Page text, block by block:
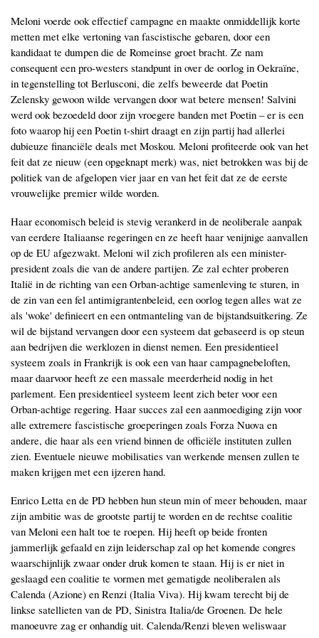
Meloni voerde ook effectief campagne en maakte onmiddellijk korte
metten met elke vertoning van fascistische gebaren, door een
kandidaat te dumpen die de Romeinse groet bracht. Ze nam
consequent een pro-westers standpunt in over de oorlog in Oekraïne,
in tegenstelling tot Berlusconi, die zelfs beweerde dat Poetin
Zelensky gewoon wilde vervangen door wat betere mensen! Salvini
werd ook bezoedeld door zijn vroegere banden met Poetin – er is een
foto waarop hij een Poetin t-shirt draagt en zijn partij had allerlei
dubieuze financiële deals met Moskou. Meloni profiteerde ook van het
feit dat ze nieuw (een opgeknapt merk) was, niet betrokken was bij de
politiek van de afgelopen vier jaar en van het feit dat ze de eerste
vrouwelijke premier wilde worden.
Haar economisch beleid is stevig verankerd in de neoliberale aanpak
van eerdere Italiaanse regeringen en ze heeft haar venijnige aanvallen
op de EU afgezwakt. Meloni wil zich profileren als een minister-
president zoals die van de andere partijen. Ze zal echter proberen
Italië in de richting van een Orban-achtige samenleving te sturen, in
de zin van een fel antimigrantenbeleid, een oorlog tegen alles wat ze
als 'woke' definieert en een ontmanteling van de bijstandsuitkering. Ze
wil de bijstand vervangen door een systeem dat gebaseerd is op steun
aan bedrijven die werklozen in dienst nemen. Een presidentieel
systeem zoals in Frankrijk is ook een van haar campagnebeloften,
maar daarvoor heeft ze een massale meerderheid nodig in het
parlement. Een presidentieel systeem leent zich beter voor een
Orban-achtige regering. Haar succes zal een aanmoediging zijn voor
alle extremere fascistische groeperingen zoals Forza Nuova en
andere, die haar als een vriend binnen de officiële instituten zullen
zien. Eventuele nieuwe mobilisaties van werkende mensen zullen te
maken krijgen met een ijzeren hand.
Enrico Letta en de PD hebben hun steun min of meer behouden, maar
zijn ambitie was de grootste partij te worden en de rechtse coalitie
van Meloni een halt toe te roepen. Hij heeft op beide fronten
jammerlijk gefaald en zijn leiderschap zal op het komende congres
waarschijnlijk zwaar onder druk komen te staan. Hij is er niet in
geslaagd een coalitie te vormen met gematigde neoliberalen als
Calenda (Azione) en Renzi (Italia Viva). Hij kwam terecht bij de
linkse satellieten van de PD, Sinistra Italia/de Groenen. De hele
manoeuvre zag er onhandig uit. Calenda/Renzi bleven weliswaar